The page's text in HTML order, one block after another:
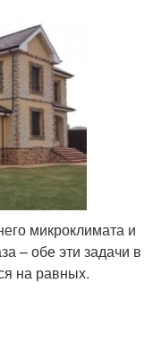
микроклимата и
– обе эти задачи в
на равных.